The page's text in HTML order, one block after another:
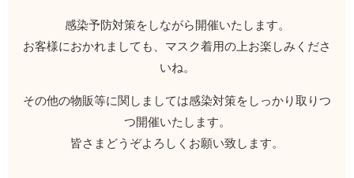
感染予防対策をしながら開催いたします。
お客様におかれましても、マスク着用の上お楽しみくださ
いね。
その他の物販等に関しましては感染対策をしっかり取りつ
つ開催いたします。
皆さまどうぞよろしくお願い致します。